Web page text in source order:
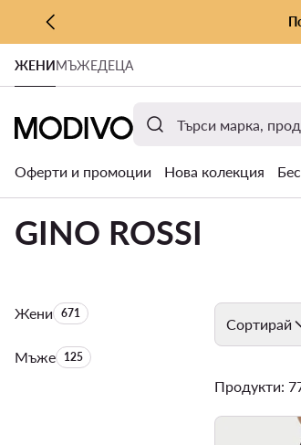
КЪМ ОСНОВНОТО СЪДЪРЖАНИЕ
КЪМ ТЪРСЕНЕ
ЖЕНИМЪЖЕДЕЦА
Оферти и промоции Нова колекция
GINO ROSSI
ЖениБрой на продуктите:
671
МъжеБрой на продуктите:
125
Сортирай
Продукти: